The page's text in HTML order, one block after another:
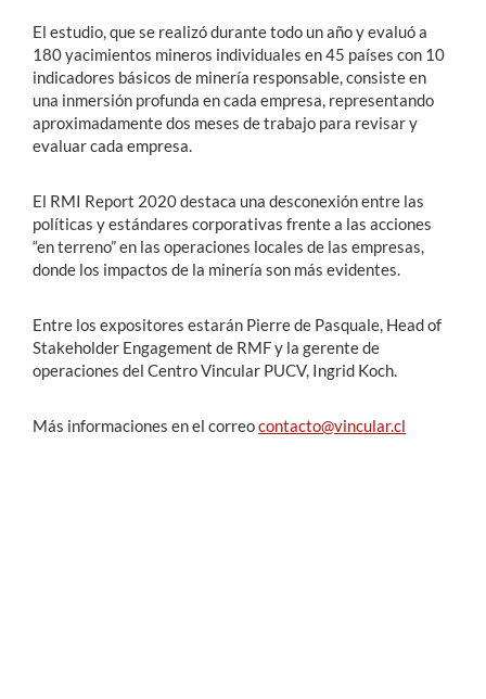
El estudio, que se realizó durante todo un año y evaluó a
180 yacimientos mineros individuales en 45 países con 10
indicadores básicos de minería responsable, consiste en
una inmersión profunda en cada empresa, representando
aproximadamente dos meses de trabajo para revisar y
evaluar cada empresa.
El RMI Report 2020 destaca una desconexión entre las
políticas y estándares corporativas frente a las acciones
“en terreno” en las operaciones locales de las empresas,
donde los impactos de la minería son más evidentes.
Entre los expositores estarán Pierre de Pasquale, Head of
Stakeholder Engagement de RMF y la gerente de
operaciones del Centro Vincular PUCV, Ingrid Koch.
Más informaciones en el correocontacto@vincular.cl